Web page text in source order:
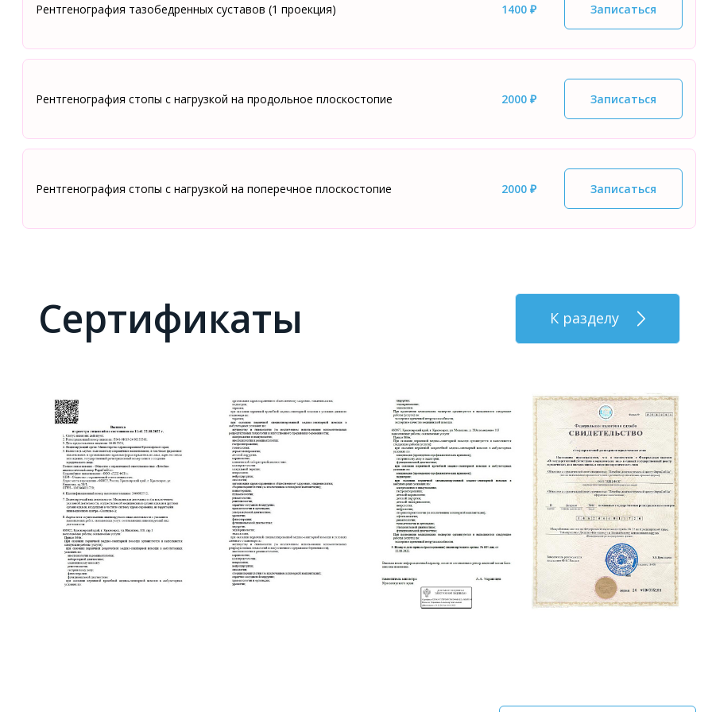
Рентгенография тазобедренных суставов (1 проекция) 1400 ₽ Записаться
Рентгенография стопы с нагрузкой на продольное плоскостопие 2000 ₽ Записаться
Рентгенография стопы с нагрузкой на поперечное плоскостопие 2000 ₽ Записаться
Сертификаты К разделу